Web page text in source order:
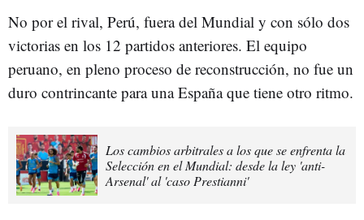
No por el rival, Perú, fuera del Mundial y con sólo dos
victorias en los 12 partidos anteriores. El equipo
peruano, en pleno proceso de reconstrucción, no fue un
duro contrincante para una España que tiene otro ritmo.
Los cambios arbitrales a los que se enfrenta la
Selección en el Mundial: desde la ley 'anti-
Arsenal' al 'caso Prestianni'